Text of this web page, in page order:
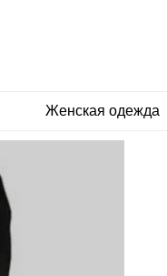
Женская одежда